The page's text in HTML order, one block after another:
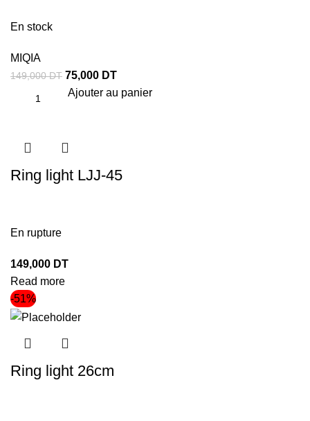
En stock
MIQIA
149,000DT 75,000 DT
Ajouter au panier
Ring light LJJ-45
En rupture
149,000 DT
Read more
-51%
Ring light 26cm